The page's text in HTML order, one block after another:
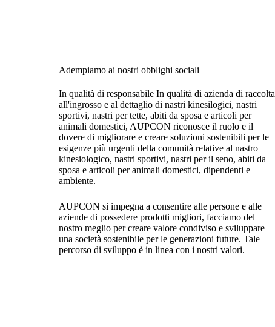
Adempiamo ai nostri obblighi sociali
In qualità di responsabile In qualità di azienda di raccolta
all'ingrosso e al dettaglio di nastri kinesilogici, nastri
sportivi, nastri per tette, abiti da sposa e articoli per
animali domestici, AUPCON riconosce il ruolo e il
dovere di migliorare e creare soluzioni sostenibili per le
esigenze più urgenti della comunità relative al nastro
kinesiologico, nastri sportivi, nastri per il seno, abiti da
sposa e articoli per animali domestici, dipendenti e
ambiente.
AUPCON si impegna a consentire alle persone e alle
aziende di possedere prodotti migliori, facciamo del
nostro meglio per creare valore condiviso e sviluppare
una società sostenibile per le generazioni future. Tale
percorso di sviluppo è in linea con i nostri valori.